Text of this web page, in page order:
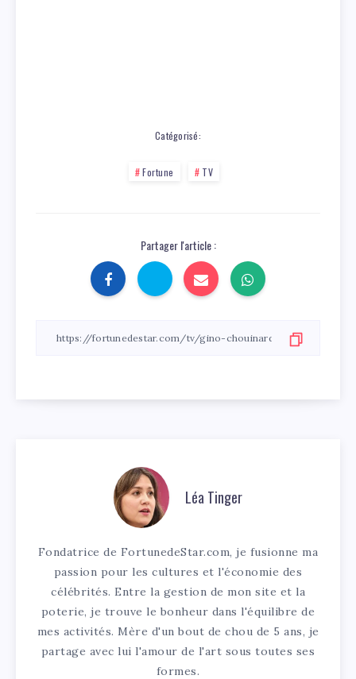
Catégorisé:
Fortune TV
Partager l'article :
Léa Tinger
Fondatrice de FortunedeStar.com, je fusionne ma
passion pour les cultures et l'économie des
célébrités. Entre la gestion de mon site et la
poterie, je trouve le bonheur dans l'équilibre de
mes activités. Mère d'un bout de chou de 5 ans, je
partage avec lui l'amour de l'art sous toutes ses
formes.